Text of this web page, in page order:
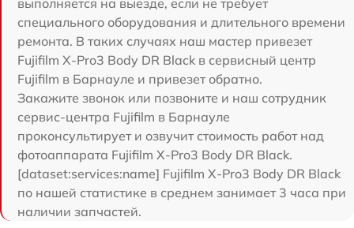
выполняется на выезде, если не требует
специального оборудования и длительного времени
ремонта. В таких случаях наш мастер привезет
Fujifilm X-Pro3 Body DR Black в сервисный центр
Fujifilm в Барнауле и привезет обратно.
Закажите звонок или позвоните и наш сотрудник
сервис-центра Fujifilm в Барнауле
проконсультирует и озвучит стоимость работ над
фотоаппарата Fujifilm X-Pro3 Body DR Black.
[dataset:services:name] Fujifilm X-Pro3 Body DR Black
по нашей статистике в среднем занимает 3 часа при
наличии запчастей.